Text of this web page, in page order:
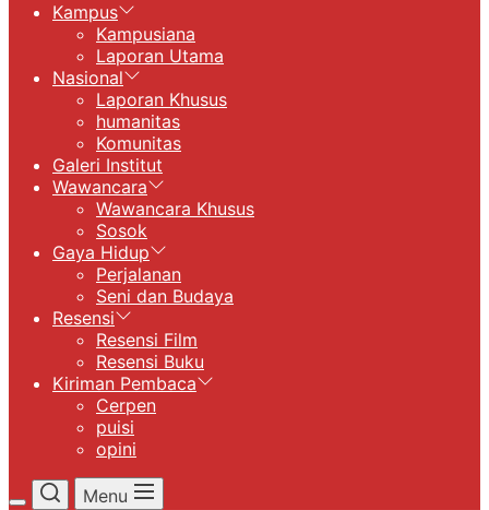
Kampus
Kampusiana
Laporan Utama
Nasional
Laporan Khusus
humanitas
Komunitas
Galeri Institut
Wawancara
Wawancara Khusus
Sosok
Gaya Hidup
Perjalanan
Seni dan Budaya
Resensi
Resensi Film
Resensi Buku
Kiriman Pembaca
Cerpen
puisi
opini
Menu